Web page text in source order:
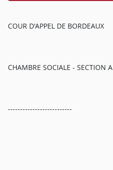
COUR D'APPEL DE BORDEAUX
CHAMBRE SOCIALE - SECTION A
--------------------------